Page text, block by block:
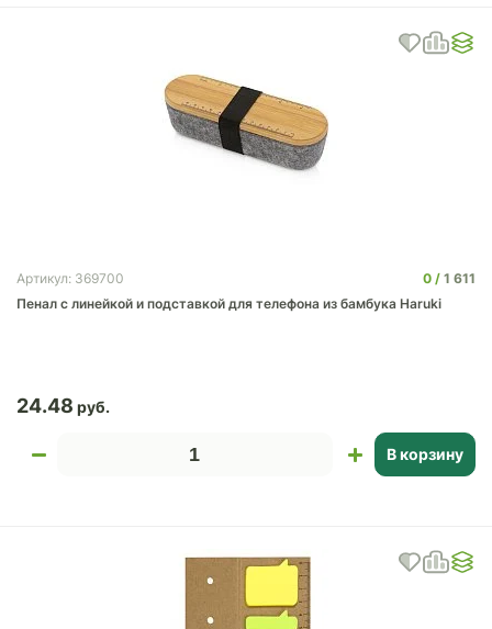
Артикул: 369700 0
1 611
Пенал с линейкой и подставкой для телефона из бамбука Haruki
24.48
В корзину